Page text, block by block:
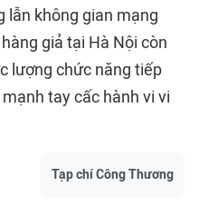
lẫn không gian mạng
giả tại Hà Nội còn
lượng chức năng tiếp
tay cấc hành vi vi
Tạp chí Công Thương